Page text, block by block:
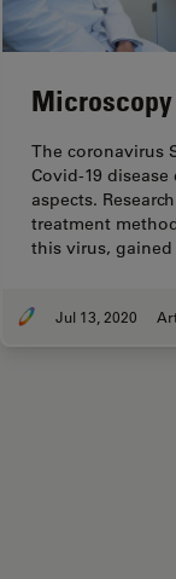
Proper Cell Culture Quick
The coronavirus
Covid-19
aspects.
treatment
this virus,
Jul 13, 2020